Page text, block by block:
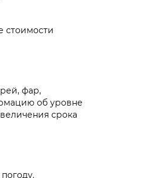
стоимости
фар,
об уровне
срока